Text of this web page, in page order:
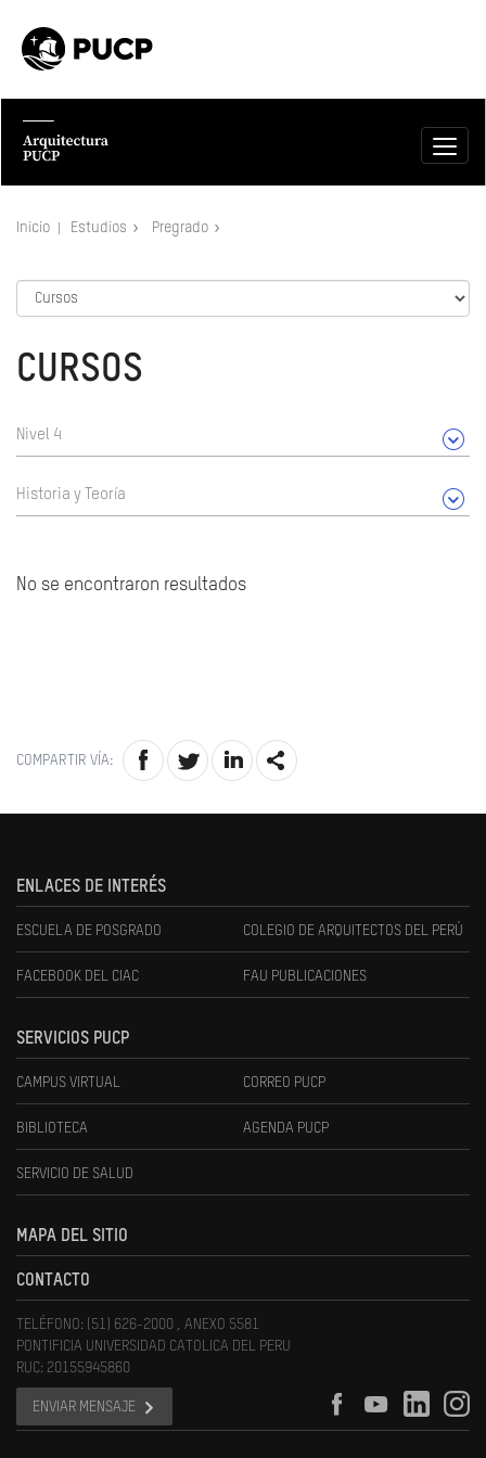
Inicio Estudios Pregrado
CURSOS
Nivel 4
Historia y Teoría
No se encontraron resultados
COMPARTIR VÍA:
ENLACES DE INTERÉS
ESCUELA DE POSGRADO COLEGIO DE ARQUITECTOS DEL PERÚ
FACEBOOK DEL CIAC FAU PUBLICACIONES
SERVICIOS PUCP
CAMPUS VIRTUAL CORREO PUCP
BIBLIOTECA AGENDA PUCP
SERVICIO DE SALUD
MAPA DEL SITIO
CONTACTO
TELÉFONO: (51) 626-2000 , ANEXO 5581
PONTIFICIA UNIVERSIDAD CATOLICA DEL PERU
RUC: 20155945860
ENVIAR MENSAJE